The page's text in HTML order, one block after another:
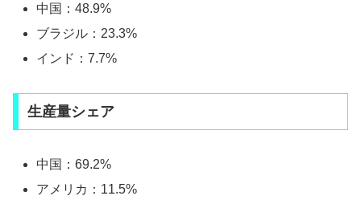
中国：48.9%
ブラジル：23.3%
インド：7.7%
生産量シェア
中国：69.2%
アメリカ：11.5%